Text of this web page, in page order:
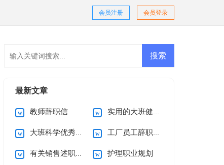
会员登录
会员注册
最新文章
教师辞职信 实用的大班健康教案模板6篇
大班科学优秀教案 工厂员工辞职信范文3篇
有关销售述职报告 护理职业规划